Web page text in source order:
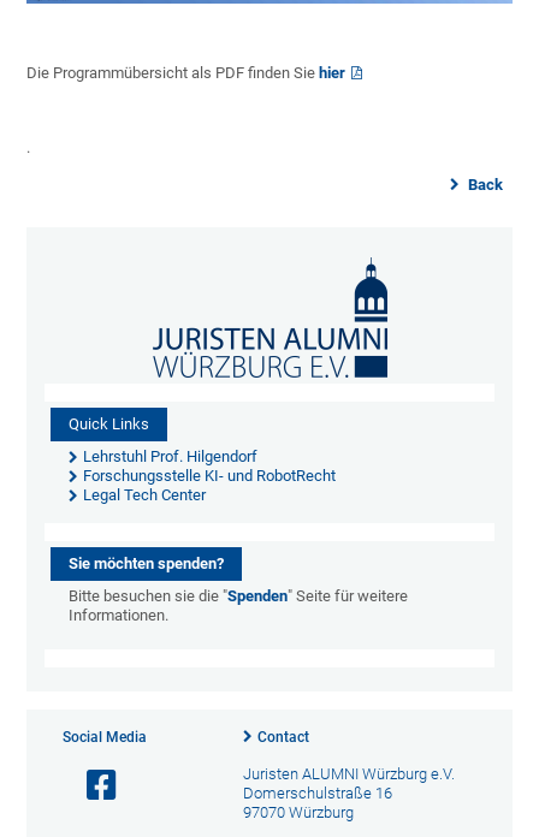
Die Programmübersicht als PDF finden Sie hier
.
Back
Quick Links
Lehrstuhl Prof. Hilgendorf
Forschungsstelle KI- und RobotRecht
Legal Tech Center
Sie möchten spenden?
Bitte besuchen sie die "Spenden" Seite für weitere
Informationen.
Social Media Contact
Juristen ALUMNI Würzburg e.V.
Domerschulstraße 16
97070 Würzburg